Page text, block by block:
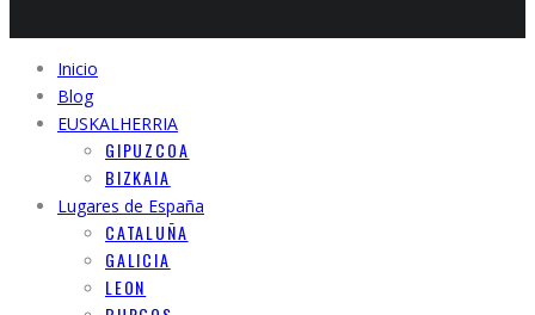
Inicio
Blog
EUSKALHERRIA
GIPUZCOA
BIZKAIA
Lugares de España
CATALUÑA
GALICIA
LEON